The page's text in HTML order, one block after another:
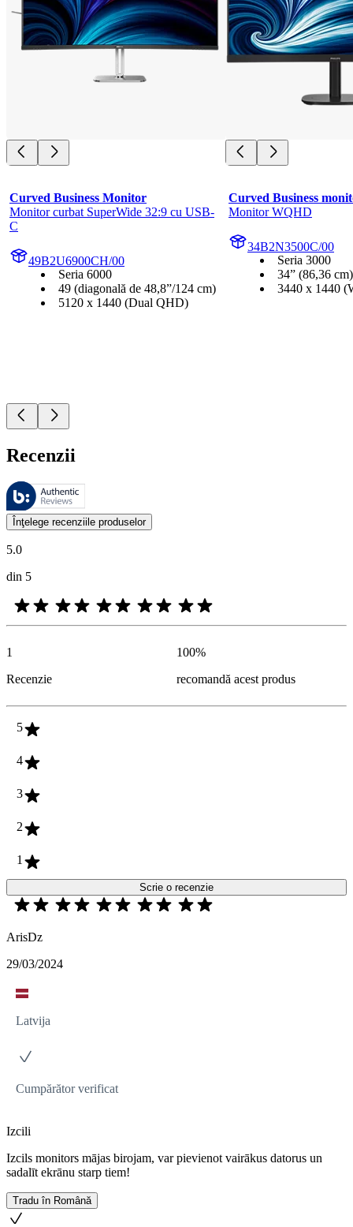
Curved Business Monitor
Monitor curbat SuperWide 32:9 cu USB-
C
49B2U6900CH/00
Seria 6000
49 (diagonală de 48,8”/124 cm)
5120 x 1440 (Dual QHD)
Curved Business
Monitor WQHD
34B2N3500C/00
Seria 3000
34” (86,36 cm)
3440 x 1440
Recenzii
Aceste recenzii sunt gestionate de Bazaarvoice şi respectă Politica
Opiniile clienţilor oferite sub formă de evaluări ale produselor şi
Înţelege recenziile produselor
5.0
din 5
1
Recenzie
100%
recomandă acest produs
5
4
3
2
1
Scrie o recenzie
ArisDz
29/03/2024
Latvija
Cumpărător verificat
Izcili
Izcils monitors mājas birojam, var pievienot vairākus datorus un
sadalīt ekrānu starp tiem!
Tradu în Română